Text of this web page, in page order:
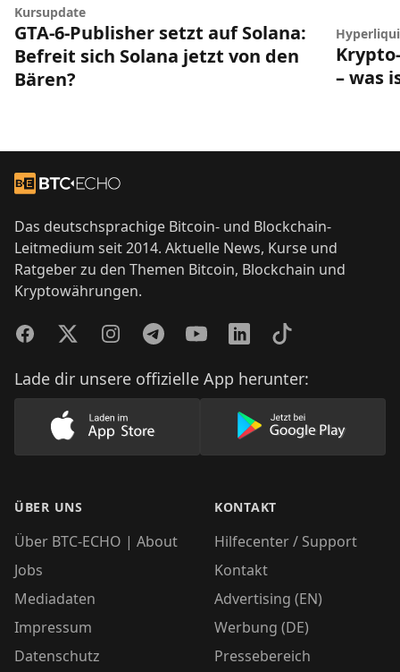
Kursupdate
GTA-6-Publisher setzt auf Solana:
Befreit sich Solana jetzt von den
Bären?
– was
Zur Startseite
Das deutschsprachige Bitcoin- und Blockchain-
Leitmedium seit 2014. Aktuelle News, Kurse und
Ratgeber zu den Themen Bitcoin, Blockchain und
Kryptowährungen.
FacebookTwitterInstagramTelegramYouTubeLinkedInTikTok
Lade dir unsere offizielle App herunter:
Lade unsere App im AppStore herunter
Lade unsere
ÜBER UNS
Über BTC-ECHO | About
Jobs
Mediadaten
Impressum
Datenschutz
KONTAKT
Hilfecenter / Support
Kontakt
Advertising (EN)
Werbung (DE)
Pressebereich